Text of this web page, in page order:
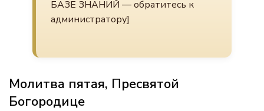
БАЗЕ ЗНАНИЙ — обратитесь к
администратору]
Молитва пятая, Пресвятой
Богородице